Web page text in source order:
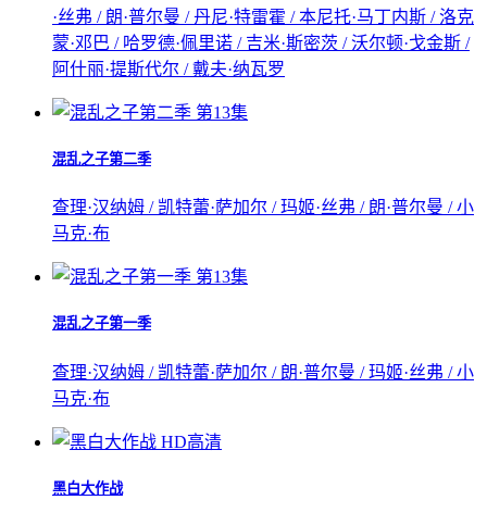
·丝弗 / 朗·普尔曼 / 丹尼·特雷霍 / 本尼托·马丁内斯 / 洛克
蒙·邓巴 / 哈罗德·佩里诺 / 吉米·斯密茨 / 沃尔顿·戈金斯 /
阿什丽·提斯代尔 / 戴夫·纳瓦罗
第13集
混乱之子第二季
查理·汉纳姆 / 凯特蕾·萨加尔 / 玛姬·丝弗 / 朗·普尔曼 / 小
马克·布
第13集
混乱之子第一季
查理·汉纳姆 / 凯特蕾·萨加尔 / 朗·普尔曼 / 玛姬·丝弗 / 小
马克·布
HD高清
黑白大作战